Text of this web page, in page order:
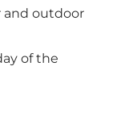
and outdoor
of the